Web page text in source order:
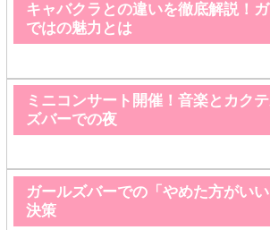
キャバクラとの違いを徹底解説！
ではの魅力とは
ミニコンサート開催！音楽とカク
ズバーでの夜
ガールズバーでの「やめた方がい
決策